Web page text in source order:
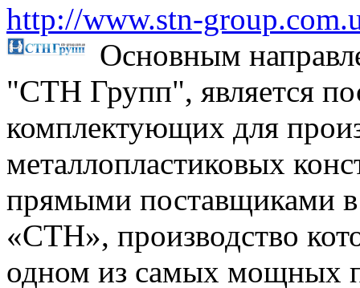
http://www.stn-
Основным
"СТН Групп", является
комплектующих для
металлопластиковых
прямыми поставщиками
«СТН», производство
одном из самых мощных